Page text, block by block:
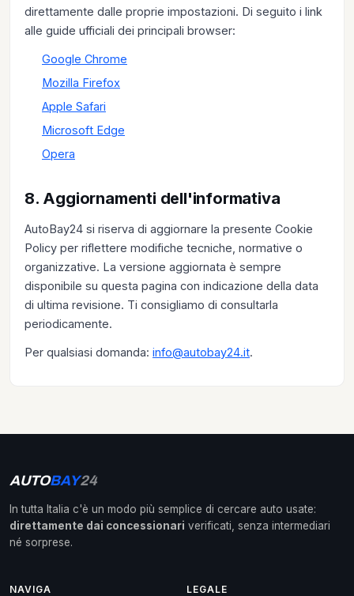
direttamente dalle proprie impostazioni. Di seguito i link
alle guide ufficiali dei principali browser:
Google Chrome
Mozilla Firefox
Apple Safari
Microsoft Edge
Opera
8. Aggiornamenti dell'informativa
AutoBay24 si riserva di aggiornare la presente Cookie
Policy per riflettere modifiche tecniche, normative o
organizzative. La versione aggiornata è sempre
disponibile su questa pagina con indicazione della data
di ultima revisione. Ti consigliamo di consultarla
periodicamente.
Per qualsiasi domanda: info@autobay24.it.
AUTOBAY24
In tutta Italia c'è un modo più semplice di cercare auto usate:
direttamente dai concessionari verificati, senza intermediari
né sorprese.
NAVIGA LEGALE